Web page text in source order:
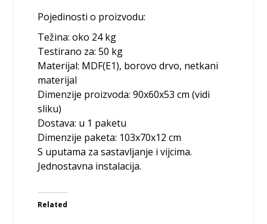
Pojedinosti o proizvodu:
Težina: oko 24 kg
Testirano za: 50 kg
Materijal: MDF(E1), borovo drvo, netkani
materijal
Dimenzije proizvoda: 90x60x53 cm (vidi
sliku)
Dostava: u 1 paketu
Dimenzije paketa: 103x70x12 cm
S uputama za sastavljanje i vijcima.
Jednostavna instalacija.
Related